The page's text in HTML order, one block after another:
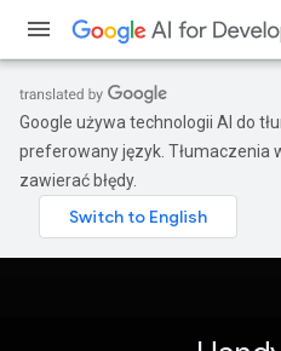
Google używa technologii AI do
preferowany język. Tłumaczenia
zawierać błędy.